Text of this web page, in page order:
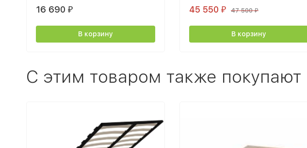
16 690 ₽
В корзину
45 550₽ 47 500₽
В корзину
C этим товаром также покупают